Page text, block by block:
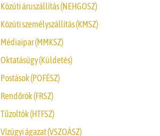
Közúti áruszállítás (NEHGOSZ)
Közúti személyszállítás (KMSZ)
Médiaipar (MMKSZ)
Oktatásügy (Küldetés)
Postások (POFÉSZ)
Rendőrök (FRSZ)
Tűzoltók (HTFSZ)
Vízügyi ágazat (VSZOÁSZ)